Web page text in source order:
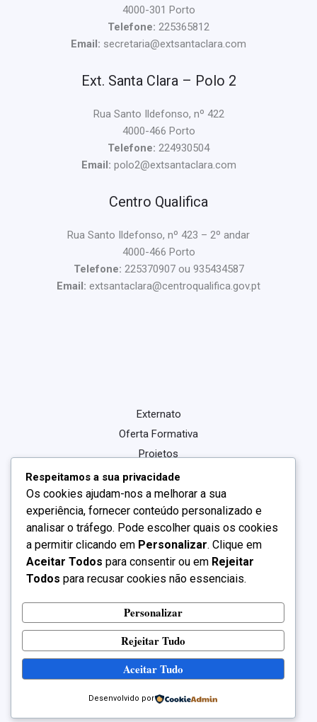
4000-301 Porto
Telefone: 225365812
Email: secretaria@extsantaclara.com
Ext. Santa Clara – Polo 2
Rua Santo Ildefonso, nº 422
4000-466 Porto
Telefone: 224930504
Email: polo2@extsantaclara.com
Centro Qualifica
Rua Santo Ildefonso, nº 423 – 2º andar
4000-466 Porto
Telefone: 225370907 ou 935434587
Email: extsantaclara@centroqualifica.gov.pt
Externato
Oferta Formativa
Projetos
Centro Qualifica
Noticias
Contactos
Copyright © 2026 Externato Santa Clara | Powered by
Externato Santa Clara.
Respeitamos a sua privacidade
Os cookies ajudam-nos a melhorar a sua
experiência, fornecer conteúdo personalizado e
analisar o tráfego. Pode escolher quais os cookies
a permitir clicando em Personalizar. Clique em
Aceitar Todos para consentir ou em Rejeitar
Todos para recusar cookies não essenciais.
Personalizar
Rejeitar Tudo
Aceitar Tudo
Desenvolvido por